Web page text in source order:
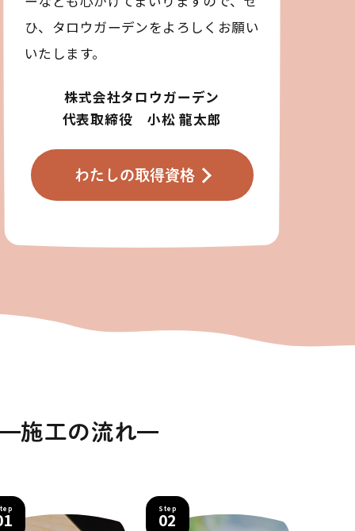
ひ、タロウガーデンをよろしくお願い
いたします。
株式会社タロウガーデン
代表取締役 小松 龍太郎
わたしの取得資格
施工の流れ
Step
02